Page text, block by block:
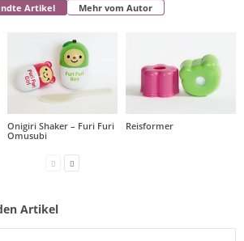
Artikel Mehr vom Autor
Onigiri Shaker – Furi Furi
Omusubi
Reisformer
Artikel